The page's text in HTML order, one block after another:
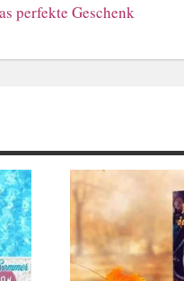
perfekte Geschenk